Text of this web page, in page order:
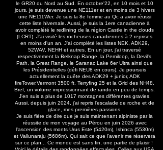
le GR20 du Nord au Sud. En octobre'22, en 10 mois et 10
jours, je suis devenue une NE111er et en moins de 3 hivers
une NE111Wer. Je suis la 8e femme au Qc a avoir réussi
cette liste hivernale. Aussi, je suis la 1ere canadienne à
avoir complété le redlining de la région Castle in the clouds
(LCRT). J'ai visité les rocheuses canadiennes à 2 reprises
en moins d'un an. J'ai complété les listes NEK, ADK29,
52WAV, NEHH et autres. En un jour, j'ai traversé
respectivement la Belknap Range, la Pemiloop, la Devil's
Path, la Great Range, le Saranac Lake 6er Ultra ainsi que
les Présidentielles (défi NEU8 en cours). Je poursuis
actuellement la quête des ADK29 + junior, ADK
fireTower,Vermont 3500 ft, Terryfing 25 et la Grid des NH48.
Bref, un volume impressionnant de rando en peu de temps.
J'en suis a plus de 1017 montagnes différentes gravies.
Aussi, depuis juin 2024, j'ai repris l'escalade de roche et de
glace, mes premières passions.
Je suis fière de dire que je suis maintenant alpiniste par la
réussite de mon voyage au Pérou en juin 2026 avec
l'ascension des monts Urus Este (5420m), Ishinca (5530m)
et Vallunaraju (5686m). Qui sait ce que l'avenir me réservera
sur ce plan... Ce monde est sans fin, une partie de plaisir !